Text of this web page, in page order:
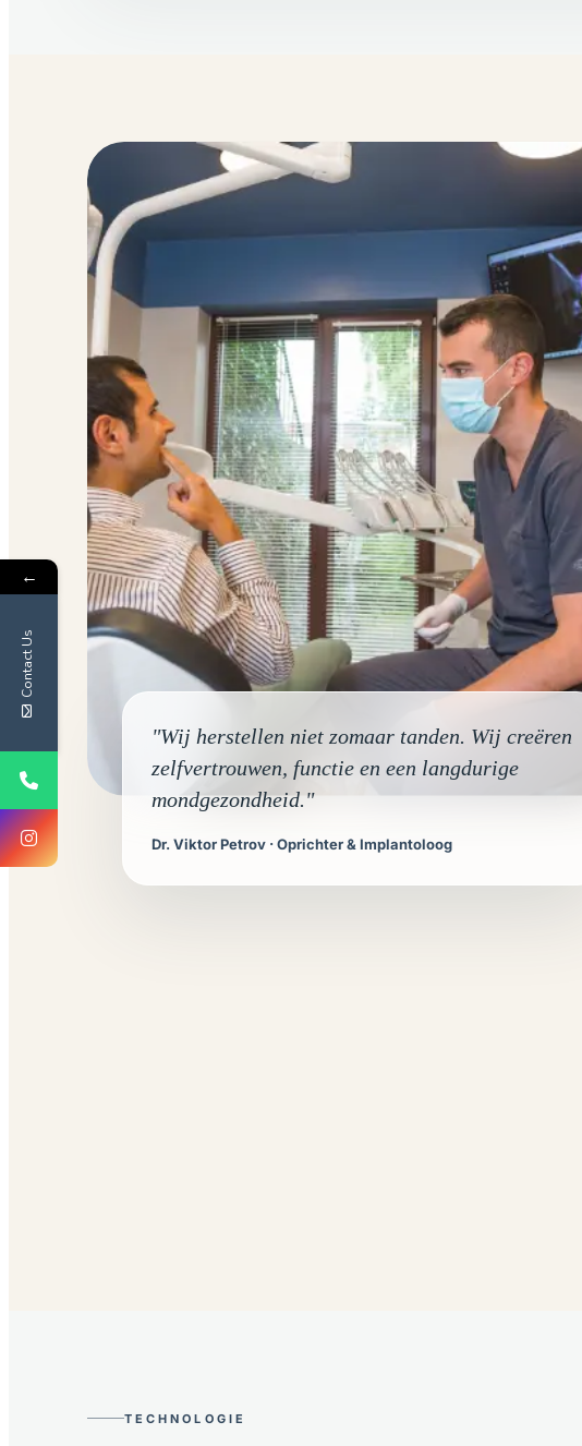
"Wij herstellen niet zomaar tanden. Wij creëren
zelfvertrouwen, functie en een langdurige
mondgezondheid."
Dr. Viktor Petrov · Oprichter & Implantoloog
TECHNOLOGIE
←
Contact Us